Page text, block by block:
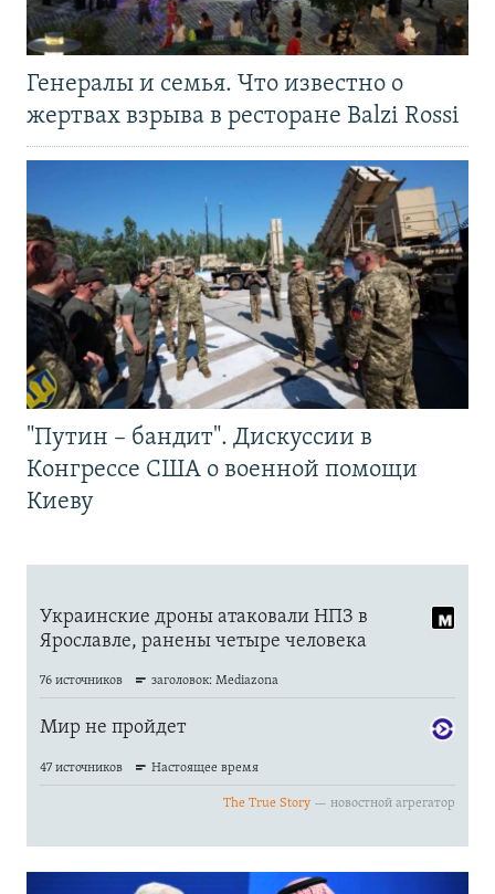
Генералы и семья. Что известно о
жертвах взрыва в ресторане Balzi Rossi
"Путин – бандит". Дискуссии в
Конгрессе США о военной помощи
Киеву